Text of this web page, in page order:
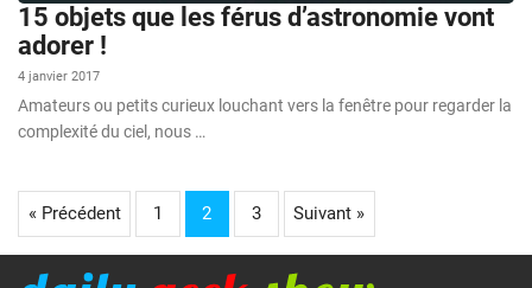
15 objets que les férus d’astronomie vont
adorer !
4 janvier 2017
Amateurs ou petits curieux louchant vers la fenêtre pour regarder la
complexité du ciel, nous …
« Précédent 1 2 3 Suivant »